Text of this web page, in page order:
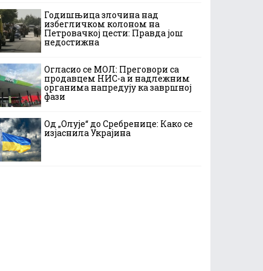
Годишњица злочина над
избегличком колоном на
Петровачкој цести: Правда још
недостижна
Огласио се МОЛ: Преговори са
продавцем НИС-а и надлежним
органима напредују ка завршној
фази
Од „Олује“ до Сребренице: Како се
изјаснила Украјина